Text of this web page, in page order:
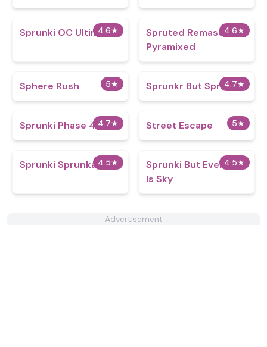
4.6★
Sprunki OC Ultimate 4.6★
Spruted Remastered
Pyramixed
5★
Sphere Rush 4.7★
Sprunkr But Sprunki
4.7★
Sprunki Phase 4.5 5★
Street Escape
4.5★
Sprunki Sprunkabout 4.5★
Sprunki But Everyone
Is Sky
Advertisement